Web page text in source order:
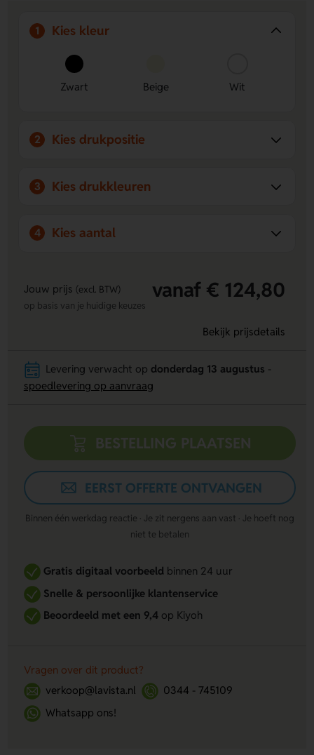
markeringen of reminders.
Compact formaat
agenda.
Dubbelzijdig bedrukbaar
de voor- én achterkant van de omslag.
1 Kies kleur
Zwart Beige Wit
2 Kies drukpositie
3 Kies drukkleuren
4 Kies aantal
Jouw prijs (excl. BTW) vanaf € 124,80
op basis van je huidige keuzes
Bekijk prijsdetails
Levering verwacht op donderdag 13 augustus
spoedlevering op aanvraag
BESTELLING PLAATSEN
EERST OFFERTE ONTVANGEN
Binnen één werkdag reactie · Je zit nergens aan vast · Je hoeft nog
niet te betalen
Gratis digitaal voorbeeldbinnen 24 uur
Snelle & persoonlijke klantenservice
Beoordeeld met een 9,4op Kiyoh
Vragen over dit product?
verkoop@lavista.nl
0344 - 745109
Whatsapp ons!